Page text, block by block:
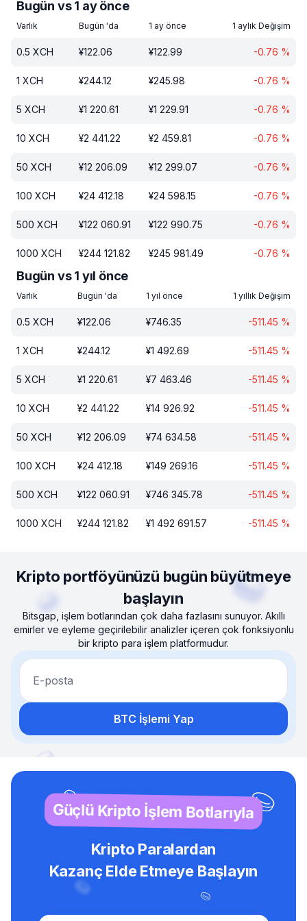
Bugün vs 1 ay önce
Varlık Bugün 'da 1 ay önce 1 aylık Değişim
0.5 XCH ¥122.06 ¥122.99 -0.76 %
1 XCH ¥244.12 ¥245.98 -0.76 %
5 XCH ¥1 220.61 ¥1 229.91 -0.76 %
10 XCH ¥2 441.22 ¥2 459.81 -0.76 %
50 XCH ¥12 206.09 ¥12 299.07 -0.76 %
100 XCH ¥24 412.18 ¥24 598.15 -0.76 %
500 XCH ¥122 060.91 ¥122 990.75 -0.76 %
1000 XCH ¥244 121.82 ¥245 981.49 -0.76 %
Bugün vs 1 yıl önce
Varlık Bugün 'da 1 yıl önce 1 yıllık Değişim
0.5 XCH ¥122.06 ¥746.35 -511.45 %
1 XCH ¥244.12 ¥1 492.69 -511.45 %
5 XCH ¥1 220.61 ¥7 463.46 -511.45 %
10 XCH ¥2 441.22 ¥14 926.92 -511.45 %
50 XCH ¥12 206.09 ¥74 634.58 -511.45 %
100 XCH ¥24 412.18 ¥149 269.16 -511.45 %
500 XCH ¥122 060.91 ¥746 345.78 -511.45 %
1000 XCH ¥244 121.82 ¥1 492 691.57 -511.45 %
Kripto portföyünüzü bugün büyütmeye
başlayın
Bitsgap, işlem botlarından çok daha fazlasını sunuyor. Akıllı
emirler ve eyleme geçirilebilir analizler içeren çok fonksiyonlu
bir kripto para işlem platformudur.
E-posta
BTC İşlemi Yap
Güçlü Kripto İşlem Botlarıyla
Kripto Paralardan
Kazanç Elde Etmeye Başlayın